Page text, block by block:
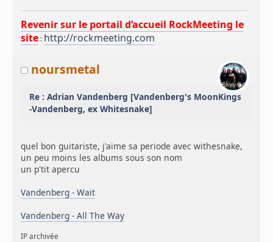
Revenir sur le portail d’accueil RockMeeting le
site : http://rockmeeting.com
noursmetal
Re : Adrian Vandenberg [Vandenberg's MoonKings
-Vandenberg, ex Whitesnake]
quel bon guitariste, j'aime sa periode avec withesnake,
un peu moins les albums sous son nom
un p'tit apercu
Vandenberg - Wait
Vandenberg - All The Way
IP archivée